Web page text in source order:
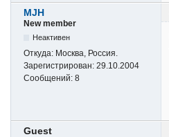
MJH
New member
Неактивен
Откуда: Москва, Россия.
Зарегистрирован: 29.10.2004
Сообщений: 8
Guest